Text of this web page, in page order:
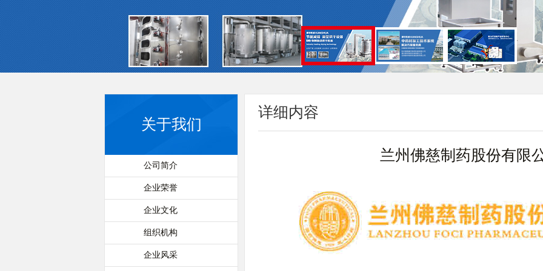
关于我们
公司简介
企业荣誉
企业文化
组织机构
企业风采
详细内容
兰州佛慈制药股份有限